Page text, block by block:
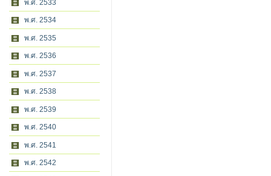
พ.ศ. 2533
พ.ศ. 2534
พ.ศ. 2535
พ.ศ. 2536
พ.ศ. 2537
พ.ศ. 2538
พ.ศ. 2539
พ.ศ. 2540
พ.ศ. 2541
พ.ศ. 2542